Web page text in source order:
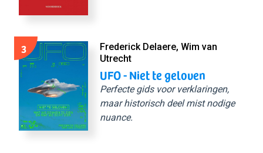
3
Frederick Delaere, Wim van
Utrecht
UFO - Niet te geloven
Perfecte gids voor verklaringen,
maar historisch deel mist nodige
nuance.